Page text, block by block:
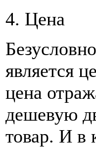
4. Цена
является
цена
дешевую
товар. И в